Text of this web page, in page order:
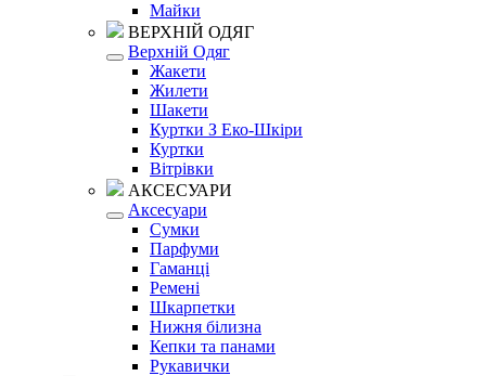
Майки
ВЕРХНІЙ ОДЯГ
Верхній Одяг
Жакети
Жилети
Шакети
Куртки З Еко-Шкіри
Куртки
Вітрівки
АКСЕСУАРИ
Аксесуари
Сумки
Парфуми
Гаманці
Ремені
Шкарпетки
Нижня білизна
Кепки та панами
Рукавички